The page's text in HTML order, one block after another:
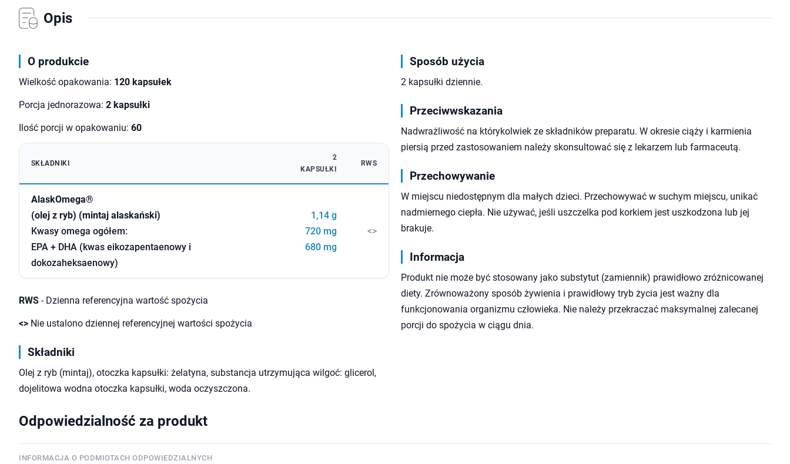
Opis
O produkcie
Wielkość opakowania: 120 kapsułek
Porcja jednorazowa: 2 kapsułki
Ilość porcji w opakowaniu: 60
SKŁADNIKI
2
KAPSUŁKI
RWS
AlaskOmega®
(olej z ryb) (mintaj alaskański)
Kwasy omega ogółem:
EPA + DHA (kwas eikozapentaenowy i
dokozaheksaenowy)
1,14 g
720 mg
680 mg
<>
RWS - Dzienna referencyjna wartość spożycia
<> Nie ustalono dziennej referencyjnej wartości spożycia
Składniki
Olej z ryb (mintaj), otoczka kapsułki: żelatyna, substancja utrzymująca wilgoć: glicerol,
dojelitowa wodna otoczka kapsułki, woda oczyszczona.
Sposób użycia
2 kapsułki dziennie.
Przeciwwskazania
Nadwrażliwość na którykolwiek ze składników preparatu. W okresie ciąży i karmienia
piersią przed zastosowaniem należy skonsultować się z lekarzem lub farmaceutą.
Przechowywanie
W miejscu niedostępnym dla małych dzieci. Przechowywać w suchym miejscu, unikać
nadmiernego ciepła. Nie używać, jeśli uszczelka pod korkiem jest uszkodzona lub jej
brakuje.
Informacja
Produkt nie może być stosowany jako substytut (zamiennik) prawidłowo zróżnicowanej
diety. Zrównoważony sposób żywienia i prawidłowy tryb życia jest ważny dla
funkcjonowania organizmu człowieka. Nie należy przekraczać maksymalnej zalecanej
porcji do spożycia w ciągu dnia.
Odpowiedzialność za produkt
INFORMACJA O PODMIOTACH ODPOWIEDZIALNYCH